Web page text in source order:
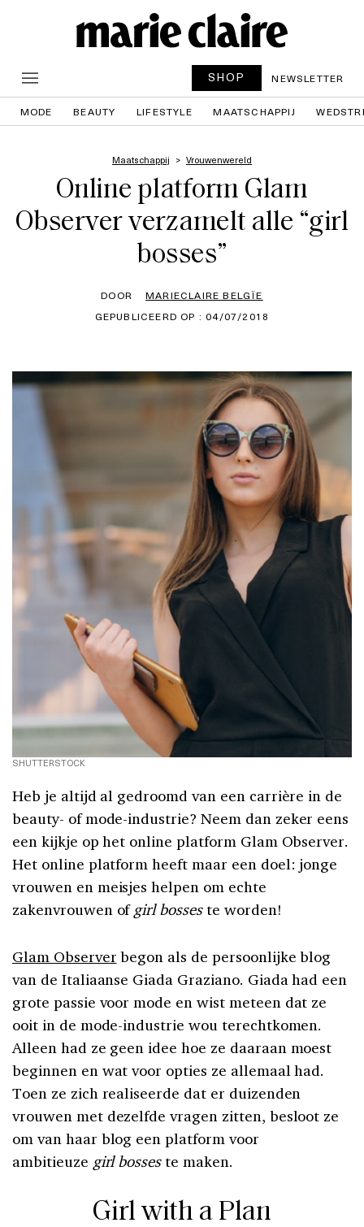
SHOP NEWSLETTER
MODE BEAUTY LIFESTYLE MAATSCHAPPIJ
Maatschappij Vrouwenwereld
Online platform Glam
Observer verzamelt alle “girl
bosses”
DOOR
MARIECLAIRE BELGÏE
GEPUBLICEERD OP : 04/07/2018
SHUTTERSTOCK
Heb je altijd al gedroomd van een carrière in de
beauty- of mode-industrie? Neem dan zeker eens
een kijkje op het online platform Glam Observer.
Het online platform heeft maar een doel: jonge
vrouwen en meisjes helpen om echte
zakenvrouwen of girl bosseste worden!
Glam Observer begon als de persoonlijke blog
van de Italiaanse Giada Graziano. Giada had een
grote passie voor mode en wist meteen dat ze
ooit in de mode-industrie wou terechtkomen.
Alleen had ze geen idee hoe ze daaraan moest
beginnen en wat voor opties ze allemaal had.
Toen ze zich realiseerde dat er duizenden
vrouwen met dezelfde vragen zitten, besloot ze
om van haar blog een platform voor
ambitieuze girl bosseste maken.
Girl with a Plan